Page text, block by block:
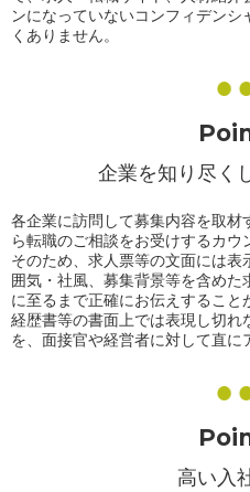
ンになっていないコンフィデン
くありません。
企業を知り尽く
各企業に訪問して募集内容を取
ら転職のご相談をお受けするカウ
そのため、求人票等の文面には
囲気・社風、募集背景等を含めた
に至るまで正確にお伝えするこ
経歴書等の書面上では表現し切
を、面接官や経営者に対して直に
高い入